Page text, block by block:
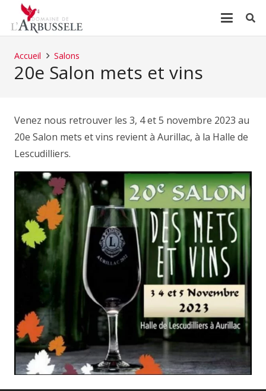
Accueil Salons
20e Salon mets et vins
Venez nous retrouver les 3, 4 et 5 novembre 2023 au
20e Salon mets et vins revient à Aurillac, à la Halle de
Lescudilliers.